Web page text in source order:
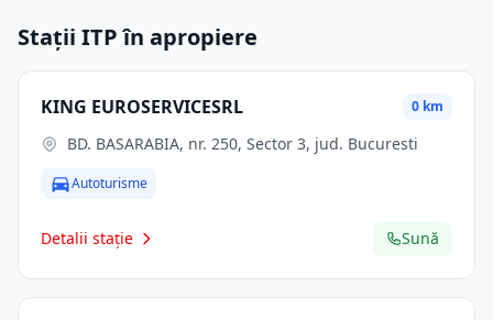
Stații ITP în apropiere
KING EUROSERVICESRL 0 km
BD. BASARABIA, nr. 250, Sector 3, jud. Bucuresti
Autoturisme
Detalii stație Sună